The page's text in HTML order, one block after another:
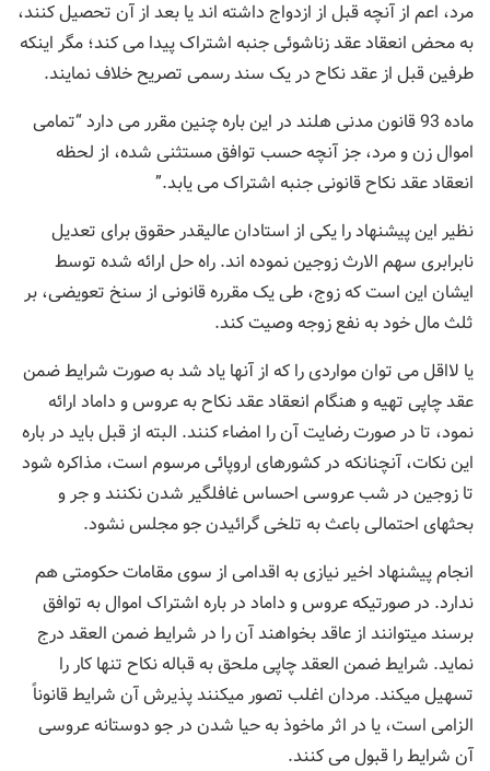
مرد، اعم از آنچه قبل از ازدواج داشته اند یا بعد از آن تحصیل کنند،
به محض انعقاد عقد زناشوئی جنبه اشتراک پیدا می کند؛ مگر اینکه
طرفین قبل از عقد نکاح در یک سند رسمی تصریح خلاف نمایند.
ماده 93 قانون مدنی هلند در این باره چنین مقرر می دارد “تمامی
اموال زن و مرد، جز آنچه حسب توافق مستثنی شده، از لحظه
انعقاد عقد نکاح قانونی جنبه اشتراک می یابد.”
نظیر این پیشنهاد را یکی از استادان عالیقدر حقوق برای تعدیل
نابرابری سهم الارث زوجین نموده اند. راه حل ارائه شده توسط
ایشان این است که زوج، طی یک مقرره قانونی از سنخ تعویضی، بر
ثلث مال خود به نفع زوجه وصیت کند.
یا لااقل می توان مواردی را که از آنها یاد شد به صورت شرایط ضمن
عقد چاپی تهیه و هنگام انعقاد عقد نکاح به عروس و داماد ارائه
نمود، تا در صورت رضایت آن را امضاء کنند. البته از قبل باید در باره
این نکات، آنچنانکه در کشورهای اروپائی مرسوم است، مذاکره شود
تا زوجین در شب عروسی احساس غافلگیر شدن نکنند و جر و
بحثهای احتمالی باعث به تلخی گرائیدن جو مجلس نشود.
انجام پیشنهاد اخیر نیازی به اقدامی از سوی مقامات حکومتی هم
ندارد. در صورتیکه عروس و داماد در باره اشتراک اموال به توافق
برسند میتوانند از عاقد بخواهند آن را در شرایط ضمن العقد درج
نماید. شرایط ضمن العقد چاپی ملحق به قباله نکاح تنها کار را
تسهیل میکند. مردان اغلب تصور میکنند پذیرش آن شرایط قانوناً
الزامی است، یا در اثر ماخوذ به حیا شدن در جو دوستانه عروسی
آن شرایط را قبول می کنند.